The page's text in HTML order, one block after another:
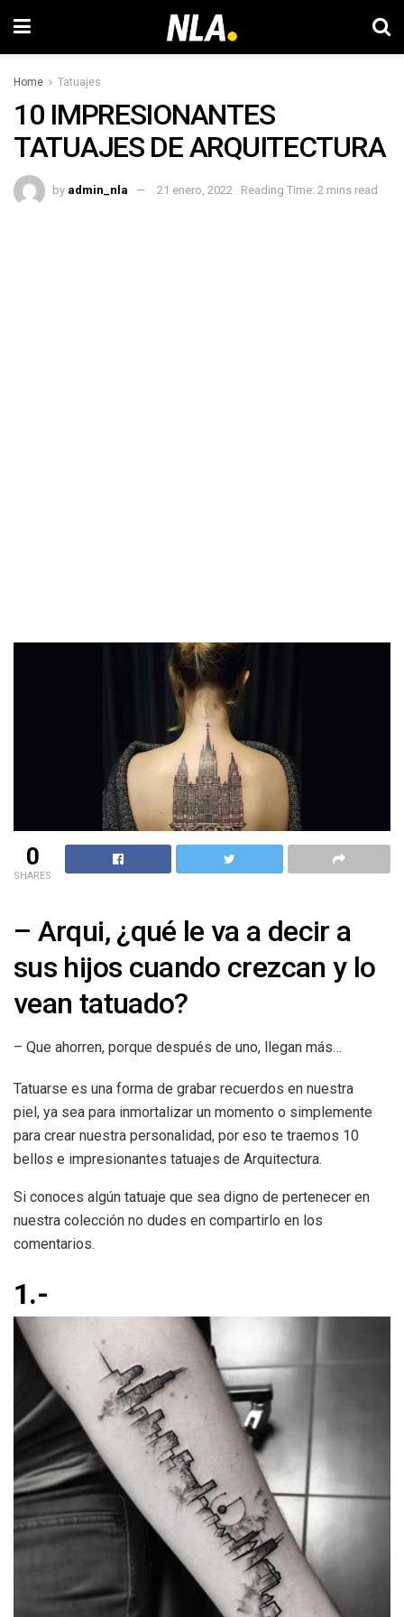
Home Tatuajes
10 IMPRESIONANTES
TATUAJES DE ARQUITECTURA
by admin_nla 21 enero, 2022 Reading Time: 2 mins read
0
SHARES
– Arqui, ¿qué le va a decir a
sus hijos cuando crezcan y lo
vean tatuado?
– Que ahorren, porque después de uno, llegan más…
Tatuarse es una forma de grabar recuerdos en nuestra
piel, ya sea para inmortalizar un momento o simplemente
para crear nuestra personalidad, por eso te traemos 10
bellos e impresionantes tatuajes de Arquitectura.
Si conoces algún tatuaje que sea digno de pertenecer en
nuestra colección no dudes en compartirlo en los
comentarios.
1.-